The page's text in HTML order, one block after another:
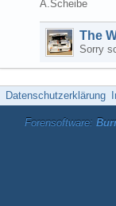
A.Scheibe
The
Sorry
Datenschutzerklärung
Forensoftware: